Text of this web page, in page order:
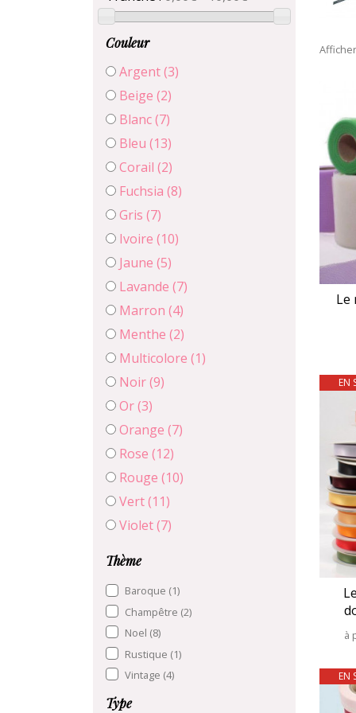
Couleur
Argent(3)
Beige (2)
Blanc(7)
Bleu (13)
Corail (2)
Fuchsia (8)
Gris (7)
Ivoire (10)
Jaune (5)
Lavande (7)
Marron (4)
Menthe (2)
Multicolore (1)
Noir(9)
Or(3)
Orange (7)
Rose (12)
Rouge (10)
Vert(11)
Violet(7)
Thème
Baroque (1)
Champêtre (2)
Noel (8)
Rustique (1)
Vintage (4)
Type
Afficher
Le
EN
à
EN